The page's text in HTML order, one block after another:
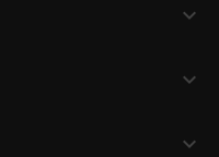
expand_more
expand_more
expand_more